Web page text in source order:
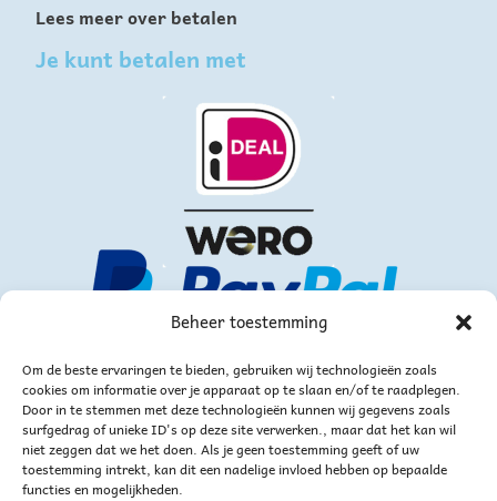
Beheer toestemming
Om de beste ervaringen te bieden, gebruiken wij technologieën zoals
cookies om informatie over je apparaat op te slaan en/of te raadplegen.
Door in te stemmen met deze technologieën kunnen wij gegevens zoals
surfgedrag of unieke ID's op deze site verwerken., maar dat het kan wil
niet zeggen dat we het doen. Als je geen toestemming geeft of uw
toestemming intrekt, kan dit een nadelige invloed hebben op bepaalde
functies en mogelijkheden.
Lees meer over betalen
Je kunt betalen met
of via bankoverschrijving